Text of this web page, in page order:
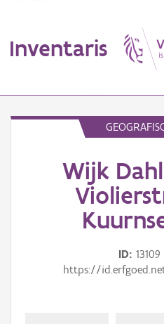
Inventaris
Erfgoedobject
Aanduidingsobject
Wijk
ID 13109
https://